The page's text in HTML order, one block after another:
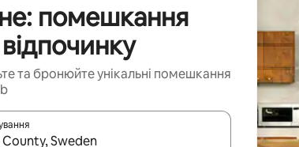
помешкання
та бронюйте унікальні помешкання
результати пошуку, використовуйте для навігації